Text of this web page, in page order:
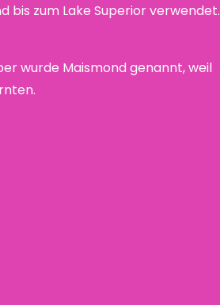
bis zum Lake Superior verwendet.
wurde Maismond genannt, weil